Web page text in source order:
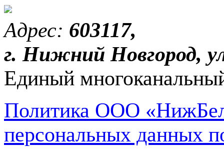
Адрес: 603117,
г. Нижний Новгород,
Единый
Политика ООО
персональных данных